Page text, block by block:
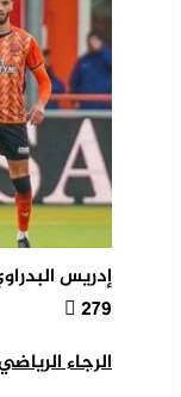
إدريس
279
الرجاء